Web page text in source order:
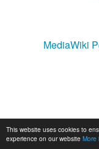
This website uses cookies to
experience on our website More
MediaWiki